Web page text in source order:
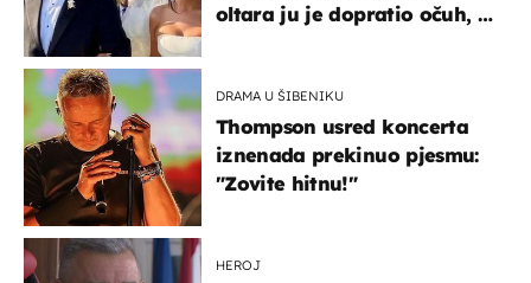
oltara ju je dopratio očuh, a
DRAMA U ŠIBENIKU
Thompson usred koncerta
iznenada prekinuo pjesmu:
"Zovite hitnu!"
HEROJ